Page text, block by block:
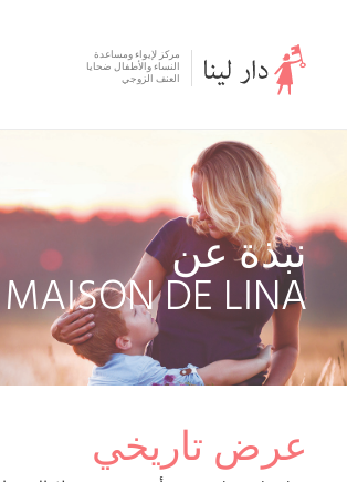
مركز لإيواء ومساعدة
النساء والأطفال ضحايا
العنف الزوجي
نبذة عن
MAISON DE LINA
عرض تاريخي